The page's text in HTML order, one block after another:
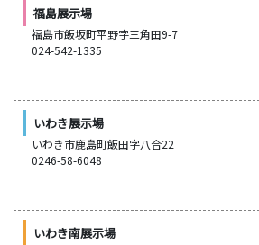
福島展示場
福島市飯坂町平野字三角田9-7
024-542-1335
いわき展示場
いわき市鹿島町飯田字八合22
0246-58-6048
いわき南展示場